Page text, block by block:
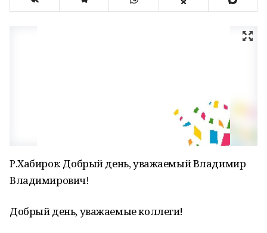
Р.Хабиров: Добрый день, уважаемый Владимир
Владимирович!
Добрый день, уважаемые коллеги!